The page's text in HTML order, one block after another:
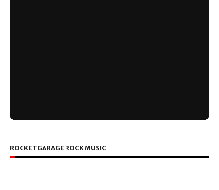
ROCKETGARAGE ROCK MUSIC